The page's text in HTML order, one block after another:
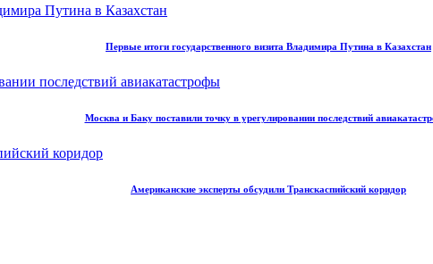
Первые итоги государственного визита Владимира Путина в Казахстан
Москва и Баку поставили точку в урегулировании последствий
Американские эксперты обсудили Транскаспийский коридор